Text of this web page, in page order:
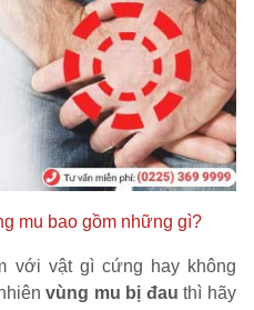
mu bao gồm những gì?
với vật gì cứng hay không
vùng mu bị đau thì hãy